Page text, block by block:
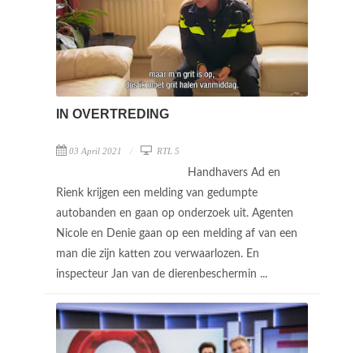
IN OVERTREDING
03 April 2021 RTL 5
Handhavers Ad en
Rienk krijgen een melding van gedumpte
autobanden en gaan op onderzoek uit. Agenten
Nicole en Denie gaan op een melding af van een
man die zijn katten zou verwaarlozen. En
inspecteur Jan van de dierenbeschermin ...